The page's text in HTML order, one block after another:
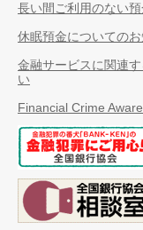
長い間ご利用のない
休眠預金についての
金融サービスに関連
い
Financial Crime